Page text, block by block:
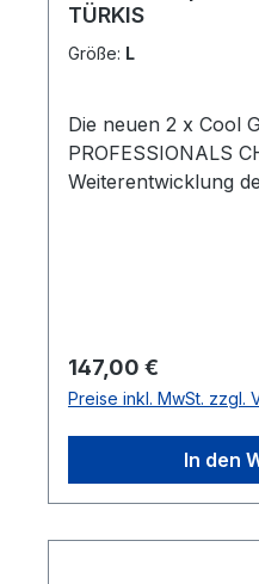
TÜRKIS
Größe: L
Die neuen 2 x Cool
PROFESSIONALS
Weiterentwicklung
Komfort, Kühlung
gewährleisten. Das
Gamaschen besteht
einem technisch
das kühlende
Feuchtigkeit ableitet
Regulärer Preis:
147,00 €
Preise inkl. MwSt. zzgl.
In den